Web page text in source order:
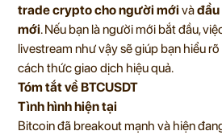
trade crypto cho người mới và
mới. Nếu bạn là người mới bắt đầu,
livestream như vậy sẽ giúp bạn hiểu
cách thức giao dịch hiệu quả.
Tóm tắt về BTCUSDT
Tình hình hiện tại
Bitcoin đã breakout mạnh và hiện